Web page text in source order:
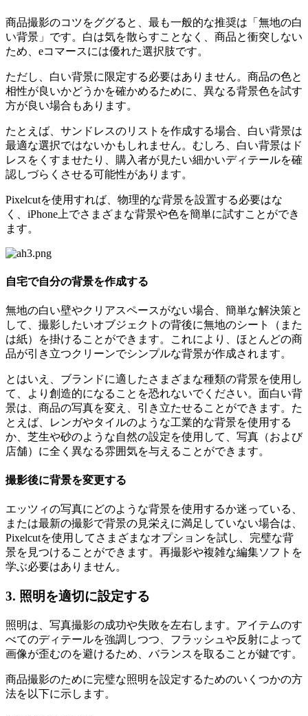
商品撮影のコツをググると、最も一般的な推奨は「無地の白
い背景」です。白は気を散らすことなく、商品と衝突しない
ため、eコマースには優れた選択肢です。
ただし、白い背景に限定する必要はありません。商品の色と
相性が良いかどうかを確かめるために、異なる背景色を試す
方が良い場合もあります。
たとえば、サンドレスのリストを作成する場合、白い背景は
最適な選択ではないかもしれません。むしろ、白い背景はド
レスをくすませたり、購入者が見たい細かいディテールを確
認しづらくさせる可能性があります。
Pixelcutを使用すれば、物理的な背景を設置する必要はな
く、iPhone上でさまざまな背景や色を簡単に試すことができ
ます。
自宅で自分の背景を作成する
無地の白い壁やクリアスペースがない場合、簡単な解決策と
して、撮影したいオブジェクトの背後に無地のシート（また
は紙）を掛けることができます。これにより、ほとんどの商
品が引き立つクリーンでシンプルな背景が作成されます。
とはいえ、ブランドに適したさまざまな種類の背景を使用し
て、より創造的になることを恐れないでください。面白い背
景は、商品の写真を変え、引き立たせることができます。た
とえば、レンガやタイルのような工業的な背景を使用する
か、芝生や砂のような自然の設定を使用して、写真（および
店舗）に全く異なる雰囲気を与えることができます。
撮影後に背景を変更する
エッツィの写真にどのような背景を使用するか迷っている、
または最新の撮影で背景の見栄えに満足していない場合は、
Pixelcutを使用してさまざまなオプションを試し、完璧な背
景を見つけることができます。再撮影や複雑な編集ソフトを
学ぶ必要はありません。
3. 照明を適切に設定する
照明は、写真撮影の成功や失敗を左右します。アイテムのす
べてのディテールを強調しつつ、フラッシュや反射によって
画像が歪むのを避けるため、バランスを取ることが鍵です。
商品撮影のために完璧な照明を設定するためのいくつかの方
法を以下に示します。